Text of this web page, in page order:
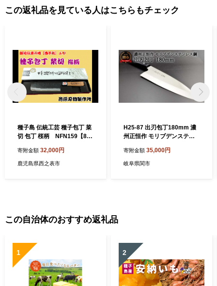
この返礼品を見ている人はこちらもチェック
種子島 伝統工芸 種子包丁 菜
切 包丁 桜柄 NFN159【800
耐久性 強度 耐水性 贈り物 自
分用 刃渡り＝16ｃｍ
寄附金額 32,000円
鹿児島県西之表市
H25-87 出刃包丁180mm 濃
州正恒作 モリブデンステン
寄附金額 35,000円
岐阜県関市
この自治体のおすすめ返礼品
1 2